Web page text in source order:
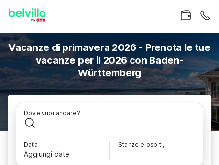
Vacanze di primavera 2026 - Prenota le tue
vacanze per il 2026 con Baden-
Württemberg
Dove vuoi andare?
Data
Aggiungi date
Stanze e ospiti,